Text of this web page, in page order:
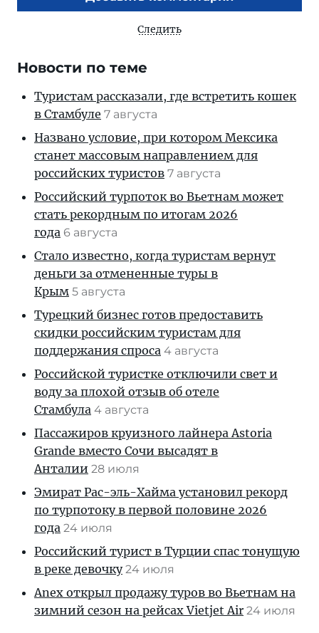
Следить
Новости по теме
Туристам рассказали, где встретить кошек
в Стамбуле 7 августа
Названо условие, при котором Мексика
станет массовым направлением для
российских туристов 7 августа
Российский турпоток во Вьетнам может
стать рекордным по итогам 2026
года 6 августа
Стало известно, когда туристам вернут
деньги за отмененные туры в
Крым 5 августа
Турецкий бизнес готов предоставить
скидки российским туристам для
поддержания спроса 4 августа
Российской туристке отключили свет и
воду за плохой отзыв об отеле
Стамбула 4 августа
Пассажиров круизного лайнера Astoria
Grande вместо Сочи высадят в
Анталии 28 июля
Эмират Рас-эль-Хайма установил рекорд
по турпотоку в первой половине 2026
года 24 июля
Российский турист в Турции спас тонущую
в реке девочку 24 июля
Anex открыл продажу туров во Вьетнам на
зимний сезон на рейсах Vietjet Air 24 июля